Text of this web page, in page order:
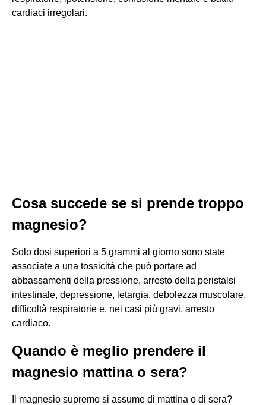
cardiaci irregolari.
Cosa succede se si prende troppo
magnesio?
Solo dosi superiori a 5 grammi al giorno sono state
associate a una tossicità che può portare ad
abbassamenti della pressione, arresto della peristalsi
intestinale, depressione, letargia, debolezza muscolare,
difficoltà respiratorie e, nei casi più gravi, arresto
cardiaco.
Quando è meglio prendere il
magnesio mattina o sera?
Il magnesio supremo si assume di mattina o di sera?